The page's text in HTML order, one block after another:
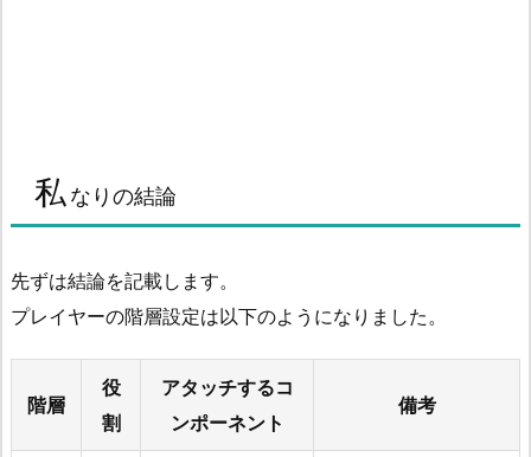
私 なりの結論
先ずは結論を記載します。
プレイヤーの階層設定は以下のようになりました。
階層
役
割
アタッチするコ
ンポーネント
備考